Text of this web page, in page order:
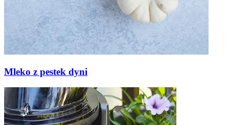
Mleko z pestek dyni